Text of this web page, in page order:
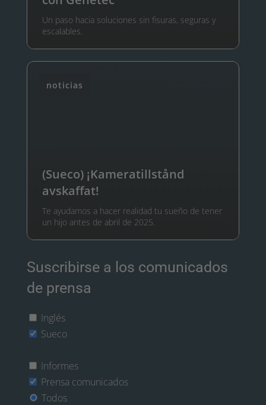
Un paso hacia soluciones sin fisuras, seguras y
escalables.
noticias
(Sueco) ¡Kameratillstånd
avskaffat!
Te ayudamos a hacer realidad tu sueño de tener
un hijo antes de abril de 2025.
Suscribirse a los comunicados
de prensa
Inglés
Sueco
Informes
Prensa comunicados
Todos